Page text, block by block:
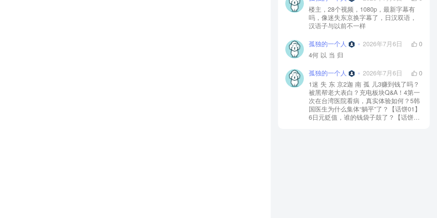
楼主，28个视频，1080p，最新字幕有
吗，像迷失东京换字幕了，日汉双语，
汉语子与以前不一样
孤独的一个人 2026年7月6日
0
4何 以 当 归
孤独的一个人 2026年7月6日
0
1迷 失 东 京2迦 南 孤 儿3赚到钱了吗？
被黑帮老大表白？充电板块Q&A！4第一
次在台湾医院看病，真实体验如何？5韩
国医生为什么集体“躺平”了？【话饼01】
6日元贬值，谁的钱袋子鼓了？【话饼